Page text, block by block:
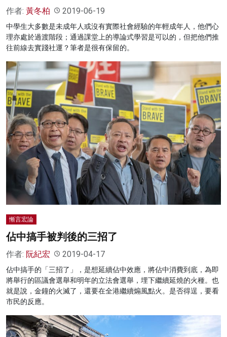
作者: 黃冬柏 2019-06-19
中學生大多數是未成年人或沒有實際社會經驗的年輕成年人，他們心
理亦處於過渡階段；通過課堂上的導論式學習是可以的，但把他們推
往前線去實踐社運？筆者是很有保留的。
慚言宏論
佔中搞手被判後的三招了
作者: 阮紀宏 2019-04-17
佔中搞手的「三招了」，是想延續佔中效應，將佔中消費到底，為即
將舉行的區議會選舉和明年的立法會選舉，埋下繼續延燒的火種。也
就是說，金鐘的火滅了，還要在全港繼續煽風點火。是否得逞，要看
市民的反應。